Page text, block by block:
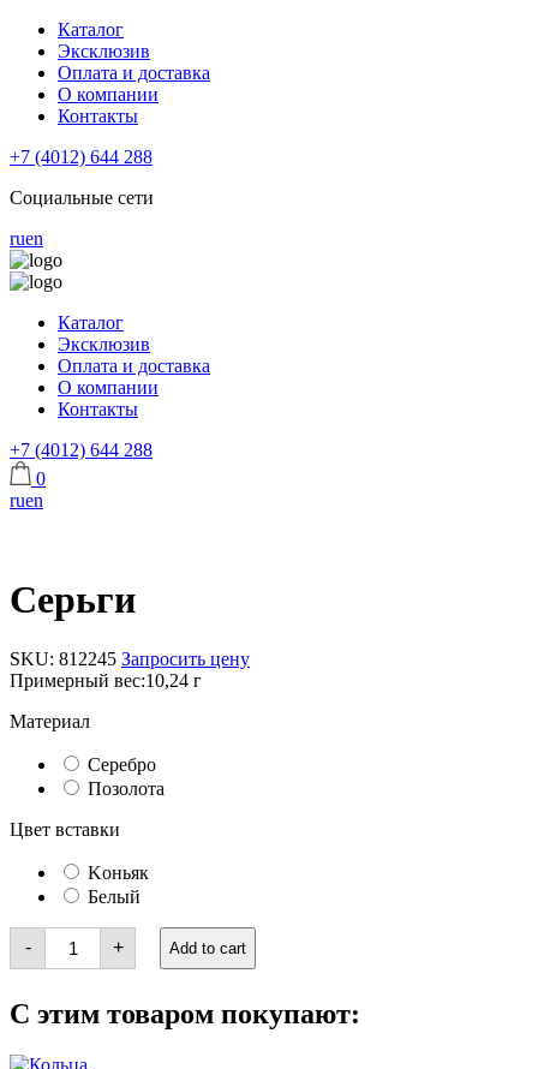
Каталог
Эксклюзив
Оплата и доставка
О компании
Контакты
+7 (4012) 644 288
Социальные сети
ruen
Каталог
Эксклюзив
Оплата и доставка
О компании
Контакты
+7 (4012) 644 288
0
ruen
Серьги
SKU: 812245 Запросить цену
Примерный вес:10,24 г
Материал
Серебро
Позолота
Цвет вставки
Kоньяк
Белый
-
Серьги
quantity
+ Add to cart
С этим товаром покупают: